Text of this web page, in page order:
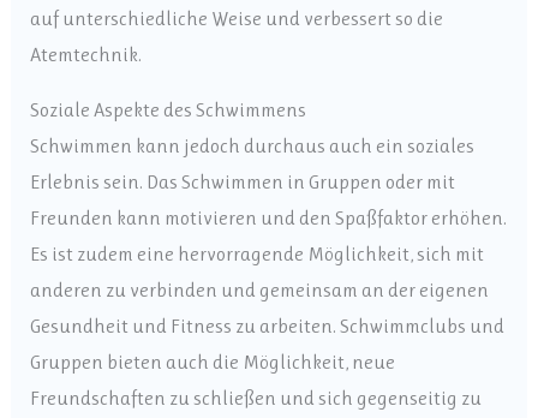
auf unterschiedliche Weise und verbessert so die
Atemtechnik.
Soziale Aspekte des Schwimmens
Schwimmen kann jedoch durchaus auch ein soziales
Erlebnis sein. Das Schwimmen in Gruppen oder mit
Freunden kann motivieren und den Spaßfaktor erhöhen.
Es ist zudem eine hervorragende Möglichkeit, sich mit
anderen zu verbinden und gemeinsam an der eigenen
Gesundheit und Fitness zu arbeiten. Schwimmclubs und
Gruppen bieten auch die Möglichkeit, neue
Freundschaften zu schließen und sich gegenseitig zu